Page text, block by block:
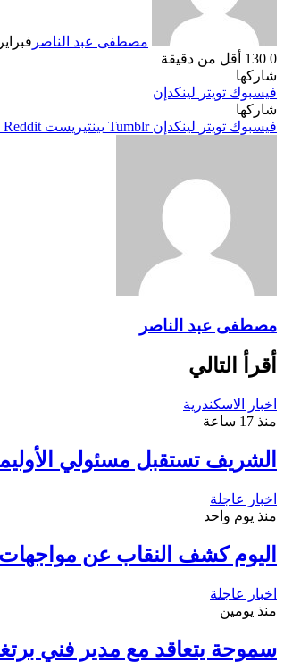
مصطفى عبد الناصر فبراير 8, 2023
0
أقل من دقيقة
شاركها
فيسبوك تويتر لينكدإن
شاركها
فيسبوك تويتر لينكدإن بينتيريست
مصطفى عبد الناصر
أقرأ التالي
اخبار الاسكندرية
منذ 17 ساعة
الشريف تستقبل مسئولي
اخبار عاجلة
منذ يوم واحد
اليوم كشف النقاب عن
اخبار عاجلة
منذ يومين
سموحة يتعاقد مع مدير فني